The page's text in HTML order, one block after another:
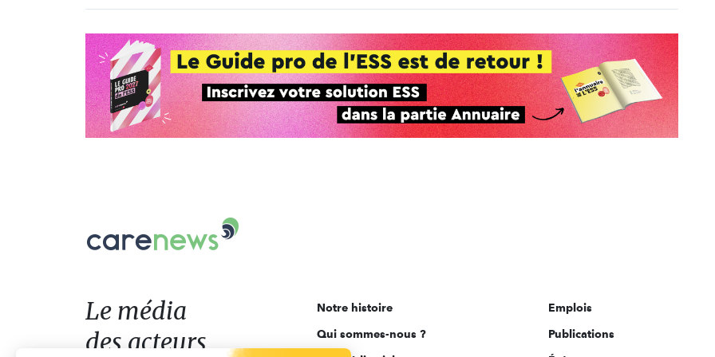
Le
acteurs
de
l'engagement
Le média
des acteurs
Notre histoire
Qui sommes-nous ?
Emplois
Publications